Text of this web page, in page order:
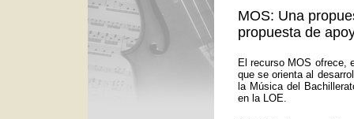
MOS: Una
propuesta de
El recurso MOS ofrece,
que se orienta al
la Música del
en la LOE.